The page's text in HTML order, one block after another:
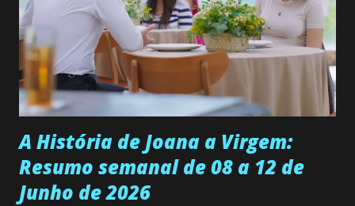
universidade. Ela tem uma personalidade muito alegre, é
muito madura para a idade, determinada, criativa e
empática. Detesta injustiças e é uma ótima amiga. Pode ser
teimosa e muito persistente quando decide fazer algo.
Durante um exame ginecológico, ela é inseminada por eng...
A História de Joana a Virgem:
Resumo semanal de 08 a 12 de
Junho de 2026